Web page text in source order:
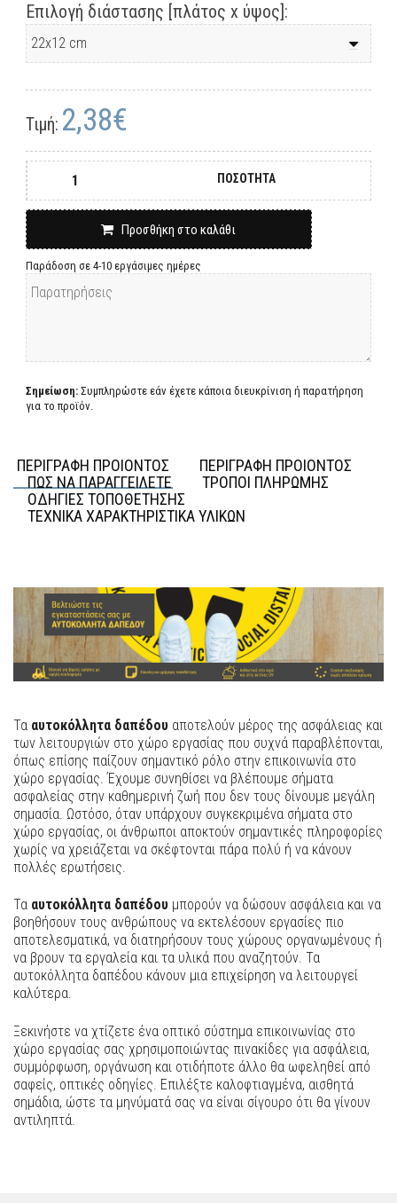
Επιλογή διάστασης [πλάτος x ύψος]:
Τιμή: 2,38€
ΠΟΣΟΤΗΤΑ
Προσθήκη στο καλάθι
Παράδοση σε 4-10 εργάσιμες ημέρες
Σημείωση: Συμπληρώστε εάν έχετε κάποια διευκρίνιση ή παρατήρηση
για το προϊόν.
ΠΕΡΙΓΡΑΦΗ ΠΡΟΙΟΝΤΟΣ
ΠΕΡΙΓΡΑΦΗ ΠΡΟΙΟΝΤΟΣ
ΠΩΣ ΝΑ ΠΑΡΑΓΓΕΙΛΕΤΕ
ΤΡΟΠΟΙ ΠΛΗΡΩΜΗΣ
ΟΔΗΓΙΕΣ ΤΟΠΟΘΕΤΗΣΗΣ
ΤΕΧΝΙΚΑ ΧΑΡΑΚΤΗΡΙΣΤΙΚΑ ΥΛΙΚΩΝ
Τα αυτοκόλλητα δαπέδου αποτελούν μέρος της ασφάλειας και
των λειτουργιών στο χώρο εργασίας που συχνά παραβλέπονται,
όπως επίσης παίζουν σημαντικό ρόλο στην επικοινωνία στο
χώρο εργασίας. Έχουμε συνηθίσει να βλέπουμε σήματα
ασφαλείας στην καθημερινή ζωή που δεν τους δίνουμε μεγάλη
σημασία. Ωστόσο, όταν υπάρχουν συγκεκριμένα σήματα στο
χώρο εργασίας, οι άνθρωποι αποκτούν σημαντικές πληροφορίες
χωρίς να χρειάζεται να σκέφτονται πάρα πολύ ή να κάνουν
πολλές ερωτήσεις.
Τα αυτοκόλλητα δαπέδου μπορούν να δώσουν ασφάλεια και να
βοηθήσουν τους ανθρώπους να εκτελέσουν εργασίες πιο
αποτελεσματικά, να διατηρήσουν τους χώρους οργανωμένους ή
να βρουν τα εργαλεία και τα υλικά που αναζητούν. Τα
αυτοκόλλητα δαπέδου κάνουν μια επιχείρηση να λειτουργεί
καλύτερα.
Ξεκινήστε να χτίζετε ένα οπτικό σύστημα επικοινωνίας στο
χώρο εργασίας σας χρησιμοποιώντας πινακίδες για ασφάλεια,
συμμόρφωση, οργάνωση και οτιδήποτε άλλο θα ωφεληθεί από
σαφείς, οπτικές οδηγίες. Επιλέξτε καλοφτιαγμένα, αισθητά
σημάδια, ώστε τα μηνύματά σας να είναι σίγουρο ότι θα γίνουν
αντιληπτά.